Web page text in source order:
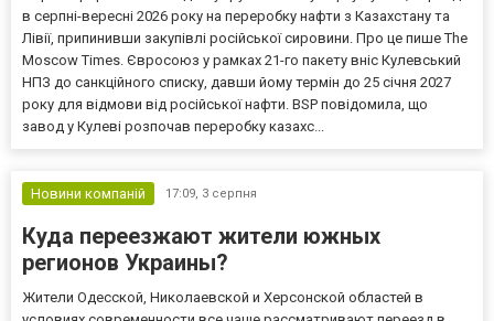
в серпні-вересні 2026 року на переробку нафти з Казахстану та
Лівії, припинивши закупівлі російської сировини. Про це пише The
Moscow Times. Євросоюз у рамках 21-го пакету вніс Кулевський
НПЗ до санкційного списку, давши йому термін до 25 січня 2027
року для відмови від російської нафти. BSP повідомила, що
завод у Кулеві розпочав переробку казахс...
Новини компаній 17:09, 3 серпня
Куда переезжают жители южных
регионов Украины?
Жители Одесской, Николаевской и Херсонской областей в